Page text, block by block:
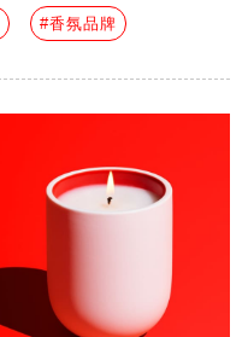
#香氛品牌